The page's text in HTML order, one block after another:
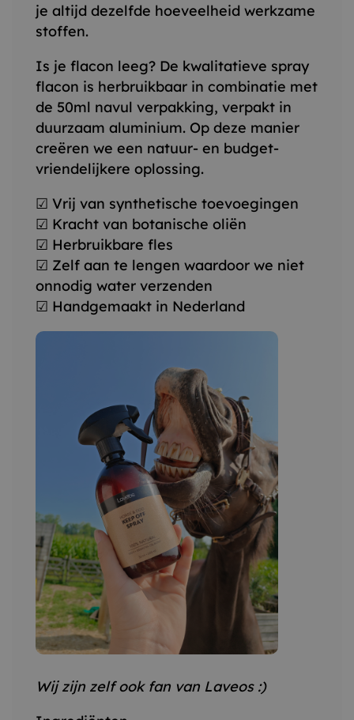
je altijd dezelfde hoeveelheid werkzame
stoffen.
Is je flacon leeg? De kwalitatieve spray
flacon is herbruikbaar in combinatie met
de 50ml navul verpakking, verpakt in
duurzaam aluminium. Op deze manier
creëren we een natuur- en budget-
vriendelijkere oplossing.
☑ Vrij van synthetische toevoegingen
☑ Kracht van botanische oliën
☑ Herbruikbare fles
☑ Zelf aan te lengen waardoor we niet
onnodig water verzenden
☑ Handgemaakt in Nederland
Wij zijn zelf ook fan van Laveos :)